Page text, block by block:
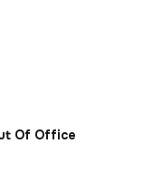
Of Office